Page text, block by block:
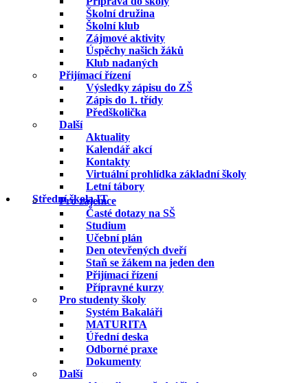
Školní družina
Školní klub
Zájmové aktivity
Úspěchy našich žáků
Klub nadaných
Přijímací řízení
Výsledky zápisu do ZŠ
Zápis do 1. třídy
Předškolička
Další
Aktuality
Kalendář akcí
Kontakty
Virtuální prohlídka základní školy
Letní tábory
Střední škola IT
Pro zájemce
Časté dotazy na SŠ
Studium
Učební plán
Den otevřených dveří
Staň se žákem na jeden den
Přijímací řízení
Přípravné kurzy
Pro studenty školy
Systém Bakaláři
MATURITA
Úřední deska
Odborné praxe
Dokumenty
Další